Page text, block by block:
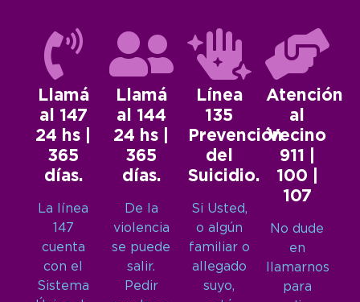
Llamá
al 147
24 hs |
365
días.
La línea
147
cuenta
con el
Sistema
Llamá
al 144
24 hs |
365
días.
De la
violencia
se puede
salir.
Pedir
Línea
135
Prevención
del
Suicidio.
Si Usted,
o algún
familiar o
allegado
suyo,
Atención
al
Vecino
911 |
100 |
107
No dude
en
llamarnos
para